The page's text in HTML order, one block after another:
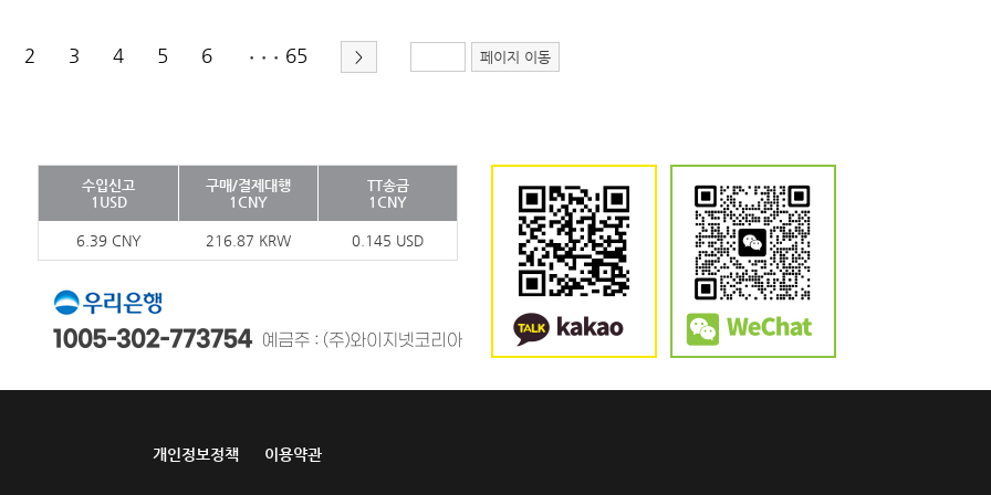
2 3 4 5 6 ••• 65 > 페이지 이동
수입신고
1USD
구매/결제대행
1CNY
TT송금
1CNY
6.39 CNY 216.87 KRW 0.145 USD
개인정보정책 이용약관